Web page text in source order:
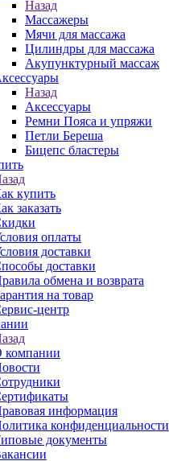
Назад
Массажеры
Мячи для массажа
Цилиндры для массажа
Акупунктурный массаж
Назад
Аксессуары
Ремни Пояса и упряжи
Петли Береша
Бицепс бластеры
купить
заказать
оплаты
доставки
доставки
обмена и возврата
на товар
центр
компании
информация
конфиденциальности
документы